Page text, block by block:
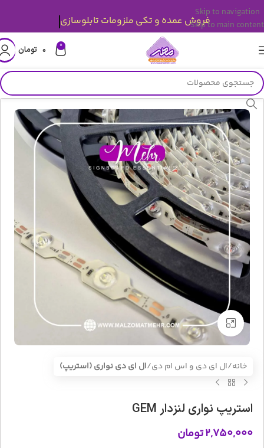
Skip to navigation
Skip to main content
0 ۰ تومان
بزرگنمایی تصویر
خانه ال ای دی و اس ام دی ال ای دی نواری (استریپ)
استریپ نواری لنزدار GEM
۲,۷۵۰,۰۰۰تومان
قیمت ها بروز میباشد.